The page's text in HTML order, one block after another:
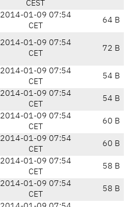
CEST
2014-01-09 07:54
CET
64 B
2014-01-09 07:54
CET
72 B
2014-01-09 07:54
CET
54 B
2014-01-09 07:54
CET
54 B
2014-01-09 07:54
CET
60 B
2014-01-09 07:54
CET
60 B
2014-01-09 07:54
CET
58 B
2014-01-09 07:54
CET
58 B